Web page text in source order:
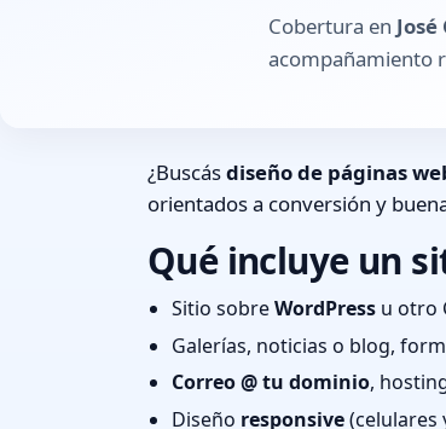
Cobertura en
acompañamiento
¿Buscásdiseño de páginas
orientados a conversión y
Qué incluye un
Sitio sobreWordPress u otro
Galerías, noticias o blog,
Correo @ tu dominio,
Diseño responsive(celulares